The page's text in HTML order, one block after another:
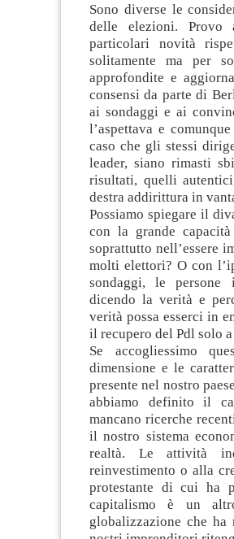
Sono diverse le
delle elezioni. Provo
particolari novità
solitamente ma per
approfondite e
consensi da parte di
ai sondaggi e ai
l’aspettava e
caso che gli stessi
leader, siano rimasti
risultati, quelli
destra addirittura in
Possiamo spiegare il
con la grande
soprattutto nell’essere
molti elettori? O con
sondaggi, le persone
dicendo la verità e
verità possa esserci in
il recupero del Pdl solo
Se accogliessimo
dimensione e le
presente nel nostro
abbiamo definito il
mancano ricerche
il nostro sistema
realtà. Le attività
reinvestimento o alla
protestante di cui ha
capitalismo è un
globalizzazione che